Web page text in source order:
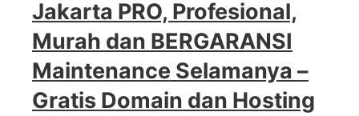
Jakarta PRO, Profesional,
Murah dan BERGARANSI
Maintenance Selamanya –
Gratis Domain dan Hosting